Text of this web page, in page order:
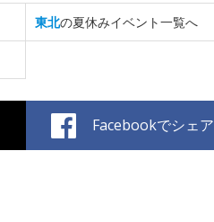
東北の夏休みイベント一覧へ
Facebookでシェア